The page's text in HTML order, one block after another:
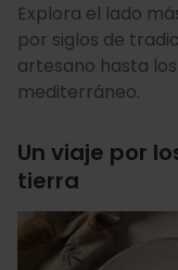
Explora el lado
por siglos de
artesano hasta
mediterráneo.
Un viaje por
tierra